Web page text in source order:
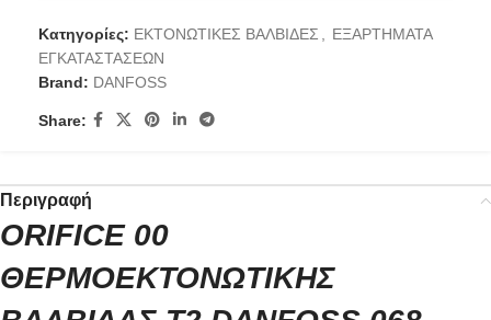
Κατηγορίες: ΕΚΤΟΝΩΤΙΚΕΣ ΒΑΛΒΙΔΕΣ , ΕΞΑΡΤΗΜΑΤΑ
ΕΓΚΑΤΑΣΤΑΣΕΩΝ
Brand: DANFOSS
Share:
Περιγραφή
ORIFICE 00
ΘΕΡΜΟΕΚΤΟΝΩΤΙΚΗΣ